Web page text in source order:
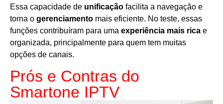
Essa capacidade de unificação facilita a navegação e
torna o gerenciamento mais eficiente. No teste, essas
funções contribuíram para uma experiência mais rica e
organizada, principalmente para quem tem muitas
opções de canais.
Prós e Contras do
Smartone IPTV